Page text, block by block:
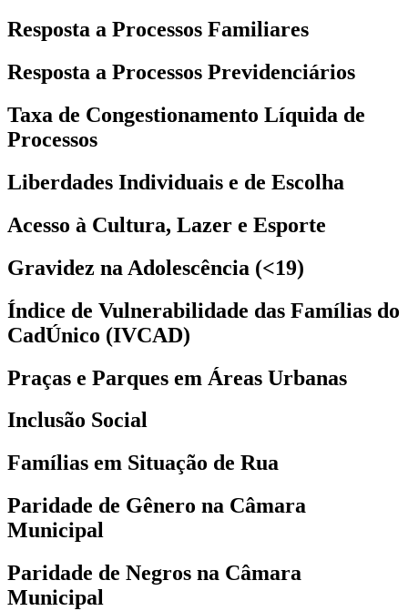
Resposta a Processos Familiares
Resposta a Processos Previdenciários
Taxa de Congestionamento Líquida de
Processos
Liberdades Individuais e de Escolha
Acesso à Cultura, Lazer e Esporte
Gravidez na Adolescência (<19)
Índice de Vulnerabilidade das Famílias do
CadÚnico (IVCAD)
Praças e Parques em Áreas Urbanas
Inclusão Social
Famílias em Situação de Rua
Paridade de Gênero na Câmara
Municipal
Paridade de Negros na Câmara
Municipal